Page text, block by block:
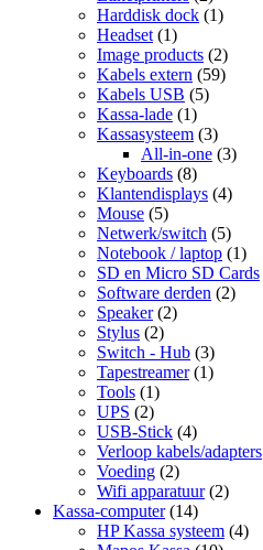
Harddisk dock (1)
Headset (1)
Image products (2)
Kabels extern (59)
Kabels USB (5)
Kassa-lade (1)
Kassasysteem (3)
All-in-one (3)
Keyboards (8)
Klantendisplays (4)
Mouse (5)
Netwerk/switch (5)
Notebook / laptop (1)
SD en Micro SD Cards
Software derden (2)
Speaker (2)
Stylus (2)
Switch - Hub (3)
Tapestreamer (1)
Tools (1)
UPS (2)
USB-Stick (4)
Verloop kabels/adapters
Voeding (2)
Wifi apparatuur (2)
Kassa-computer (14)
HP Kassa systeem (4)